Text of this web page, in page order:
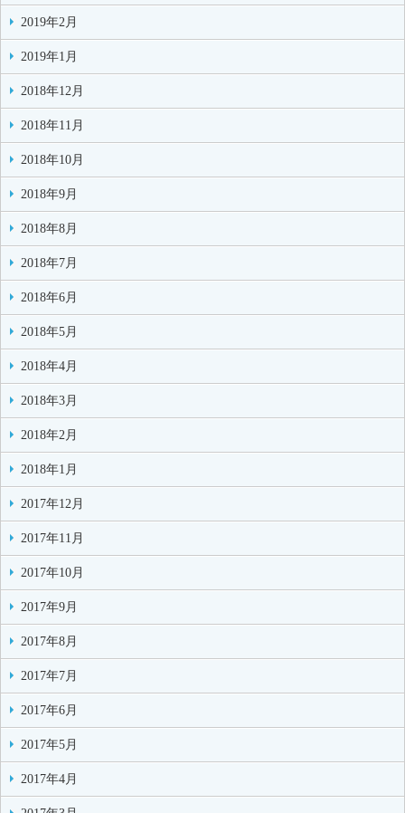
2019年2月
2019年1月
2018年12月
2018年11月
2018年10月
2018年9月
2018年8月
2018年7月
2018年6月
2018年5月
2018年4月
2018年3月
2018年2月
2018年1月
2017年12月
2017年11月
2017年10月
2017年9月
2017年8月
2017年7月
2017年6月
2017年5月
2017年4月